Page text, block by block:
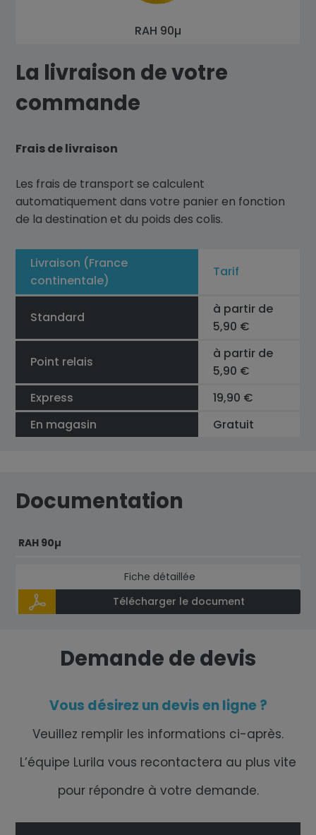
RAH 90µ
La livraison de votre
commande
Frais de livraison
Les frais de transport se calculent
automatiquement dans votre panier en fonction
de la destination et du poids des colis.
Livraison (France
continentale)
Tarif
Standard
à partir de
5,90 €
Point relais
à partir de
5,90 €
Express
19,90 €
En magasin
Gratuit
Documentation
RAH 90µ
Fiche détaillée
Télécharger le document
Demande de devis
Vous désirez un devis en ligne ?
Veuillez remplir les informations ci-après.
L’équipe Lurila vous recontactera au plus vite
pour répondre à votre demande.